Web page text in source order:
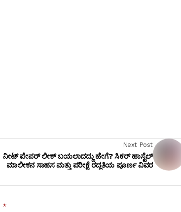
Next Post
ನೀಟ್ ಪೇಪರ್ ಲೀಕ್ ಬಯಲಾದದ್ದು ಹೇಗೆ? ಸಿಕರ್ ಹಾಸ್ಟೆಲ್
ಮಾಲೀಕನ ಸಾಹಸ ಮತ್ತು ಪರೀಕ್ಷೆ ರದ್ದತಿಯ ಪೂರ್ಣ ವಿವರ
*